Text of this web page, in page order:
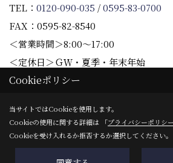
TEL： 0120-090-035 /0595-83-0700
FAX：0595-82-8540
＜営業時間＞8:00～17:00
＜定休日＞ＧＷ・夏季・年末年始
Copyright (c) 株式会社Living Motif KIKI. All
Produced byゴデスクリエイト
Cookieポリシー
当サイトではCookieを使用します。
Cookieの使用に関する詳細は 「プライバシーポリシー
Cookieを受け入れるか拒否するか選択してください。